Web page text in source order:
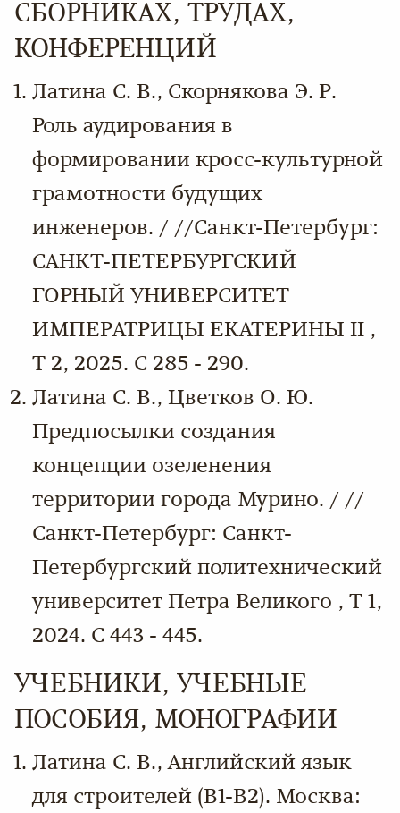
СБОРНИКАХ, ТРУДАХ,
КОНФЕРЕНЦИЙ
Латина С. В., Скорнякова Э. Р.
Роль аудирования в
формировании кросс-культурной
грамотности будущих
инженеров. / //Санкт-Петербург:
САНКТ-ПЕТЕРБУРГСКИЙ
ГОРНЫЙ УНИВЕРСИТЕТ
ИМПЕРАТРИЦЫ ЕКАТЕРИНЫ II ,
Т 2, 2025. С 285 - 290.
Латина С. В., Цветков О. Ю.
Предпосылки создания
концепции озеленения
территории города Мурино. / //
Санкт-Петербург: Санкт-
Петербургский политехнический
университет Петра Великого , Т 1,
2024. С 443 - 445.
УЧЕБНИКИ, УЧЕБНЫЕ
ПОСОБИЯ, МОНОГРАФИИ
Латина С. В., Английский язык
для строителей (В1-В2). Москва: